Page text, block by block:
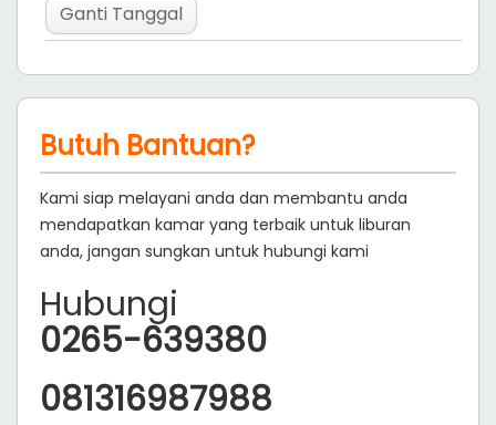
Ganti Tanggal
Butuh Bantuan?
Kami siap melayani anda dan membantu anda
mendapatkan kamar yang terbaik untuk liburan
anda, jangan sungkan untuk hubungi kami
Hubungi
0265-639380
081316987988